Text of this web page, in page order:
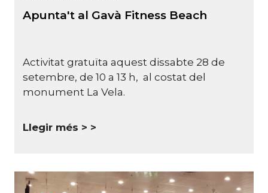
Apunta't al Gavà Fitness Beach
Activitat gratuïta aquest dissabte 28 de
setembre, de 10 a 13 h, al costat del
monument La Vela.
Llegir més >